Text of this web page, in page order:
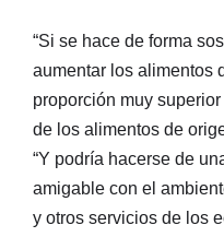
“Si se hace de forma
aumentar los alimentos
proporción muy
de los alimentos de
“Y podría hacerse de
amigable con el
y otros servicios de los